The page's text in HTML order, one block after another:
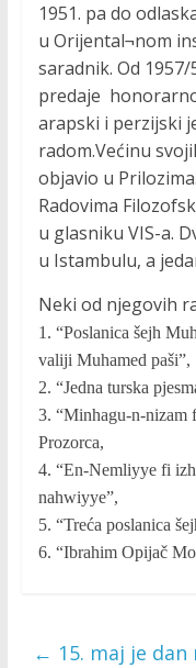
1951. pa do
u Orijental¬nom
saradnik. Od
predaje
arapski i perzijski
radom.Većinu
objavio u
Radovima
u glasniku VIS-a.
u Istambulu, a
Neki od njegovih
1. “Poslanica šejh
valiji Muhamed paši”,
2. “Jedna turska
3. “Minhagu-n-nizam
Prozorca,
4. “En-Nemliyye fi
nahwiyye”,
5. “Treća poslanica
6. “Ibrahim Opijač
← 15. maj je dan